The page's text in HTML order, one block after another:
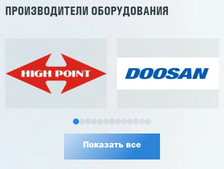
ПРОИЗВОДИТЕЛИ ОБОРУДОВАНИЯ
Показать все